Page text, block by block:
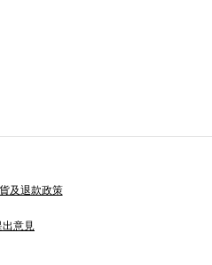
及退款政策
出意見